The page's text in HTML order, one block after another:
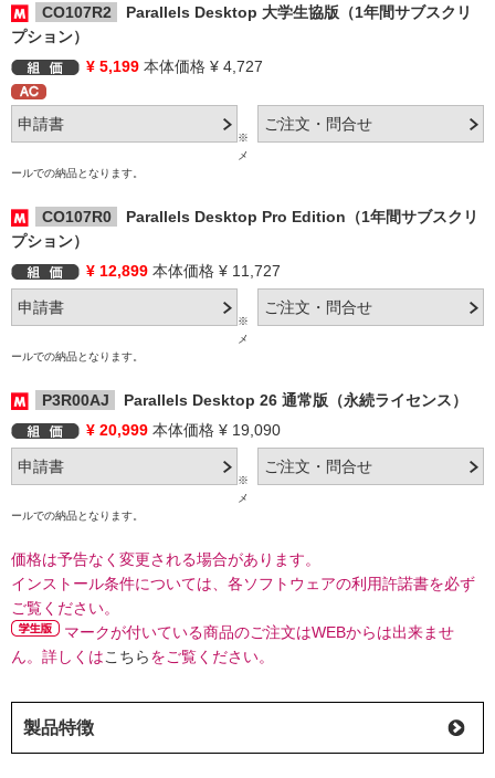
CO107R2
Parallels Desktop 大学生協版（1年間サブスクリ
プション）
¥ 5,199 本体価格 ¥ 4,727
※
メ
ールでの納品となります。
CO107R0
Parallels Desktop Pro Edition（1年間サブスクリ
プション）
¥ 12,899 本体価格 ¥ 11,727
※
メ
ールでの納品となります。
P3R00AJ
Parallels Desktop 26 通常版（永続ライセンス）
¥ 20,999 本体価格 ¥ 19,090
※
メ
ールでの納品となります。
価格は予告なく変更される場合があります。
インストール条件については、各ソフトウェアの利用許諾書を必ず
ご覧ください。
マークが付いている商品のご注文はWEBからは出来ませ
ん。詳しくはこちらをご覧ください。
製品特徴